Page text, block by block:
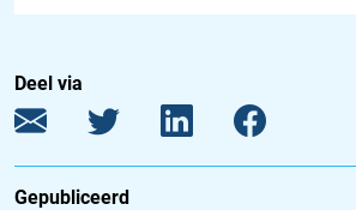
Deel via
Gepubliceerd